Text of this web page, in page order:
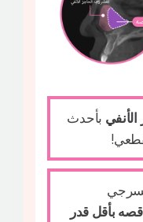
بأحدث
بأقل قدر